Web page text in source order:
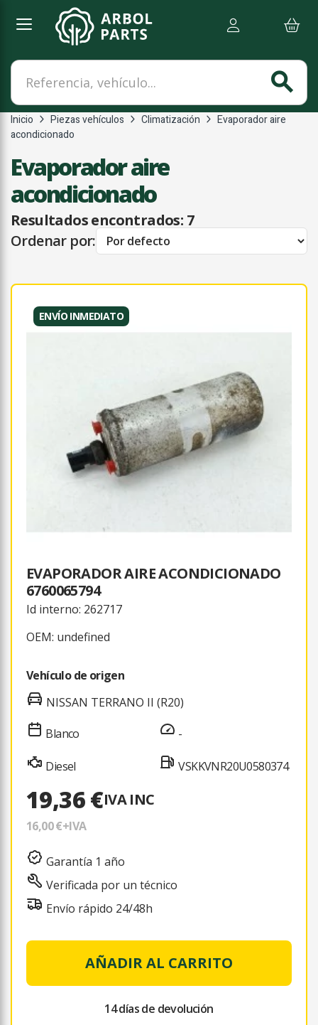
Referencia, vehículo...
search
Inicio Piezas vehículos Climatización
Evaporador aire
acondicionado
Evaporador aire
acondicionado
Resultados encontrados: 7
Ordenar por:
ENVÍO INMEDIATO
EVAPORADOR AIRE ACONDICIONADO
6760065794
Id interno: 262717
OEM: undefined
Vehículo de origen
NISSAN TERRANO II (R20)
Blanco
Diesel
-
VSKKVNR20U0580374
19,36 €IVA INC
16,00 €+IVA
Garantía 1 año
Verificada por un técnico
Envío rápido 24/48h
AÑADIR AL CARRITO
14 días de devolución